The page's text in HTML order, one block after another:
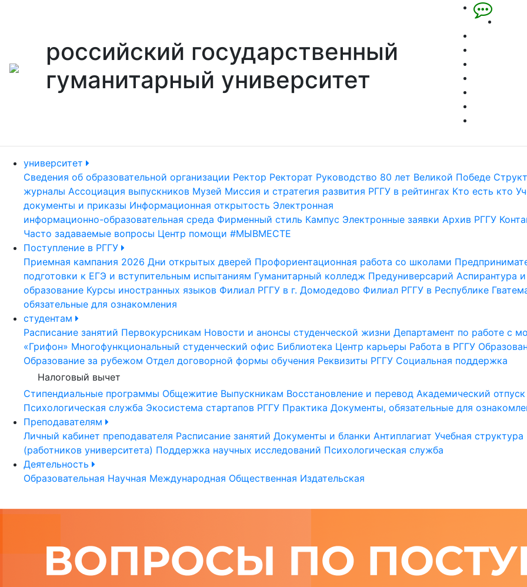
российский государственный
гуманитарный университет
университет
Сведения об образовательной организации Ректор Ректорат Руководство 80 лет Великой Победе
журналы Ассоциация выпускников Музей Миссия и стратегия развития РГГУ в рейтингах Кто есть кто
документы и приказы Информационная открытость Электронная
информационно-образовательная среда Фирменный стиль Кампус Электронные заявки Архив РГГУ
Часто задаваемые вопросы Центр помощи #МЫВМЕСТЕ
Поступление в РГГУ
Приемная кампания 2026 Дни открытых дверей Профориентационная работа со школами
подготовки к ЕГЭ и вступительным испытаниям Гуманитарный колледж Предуниверсарий Аспирантура
образование Курсы иностранных языков Филиал РГГУ в г. Домодедово Филиал РГГУ в Республике
обязательные для ознакомления
студентам
Расписание занятий Первокурсникам Новости и анонсы студенческой жизни Департамент по работе с
«Грифон» Многофункциональный студенческий офис Библиотека Центр карьеры Работа в РГГУ
Образование за рубежом Отдел договорной формы обучения Реквизиты РГГУ Социальная поддержка
Налоговый вычет
Стипендиальные программы Общежитие Выпускникам Восстановление и перевод Академический отпуск
Психологическая служба Экосистема стартапов РГГУ Практика Документы, обязательные для
Преподавателям
Личный кабинет преподавателя Расписание занятий Документы и бланки Антиплагиат Учебная структура
(работников университета) Поддержка научных исследований Психологическая служба
Деятельность
Образовательная Научная Международная Общественная Издательская